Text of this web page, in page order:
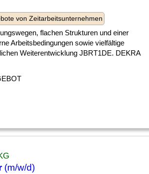
von Zeitarbeitsunternehmen
flachen Strukturen und einer
Arbeitsbedingungen sowie vielfältige
Weiterentwicklung JBRT1DE. DEKRA
(m/w/d)